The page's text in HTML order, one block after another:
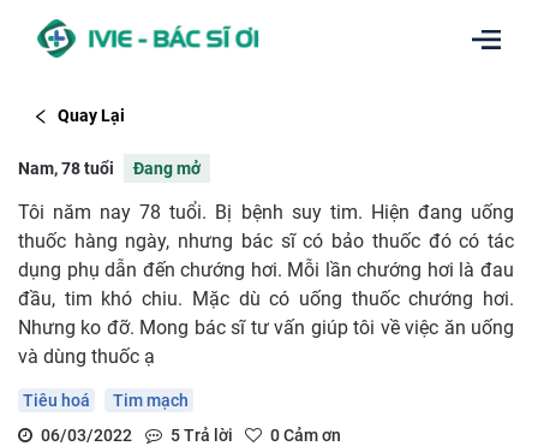
Quay Lại
Nam, 78 tuổi Đang mở
Tôi năm nay 78 tuổi. Bị bệnh suy tim. Hiện đang uống
thuốc hàng ngày, nhưng bác sĩ có bảo thuốc đó có tác
dụng phụ dẫn đến chướng hơi. Mỗi lần chướng hơi là đau
đầu, tim khó chiu. Mặc dù có uống thuốc chướng hơi.
Nhưng ko đỡ. Mong bác sĩ tư vấn giúp tôi về việc ăn uống
và dùng thuốc ạ
Tiêu hoá
Tim mạch
06/03/2022
5Trả lời 0Cảm ơn